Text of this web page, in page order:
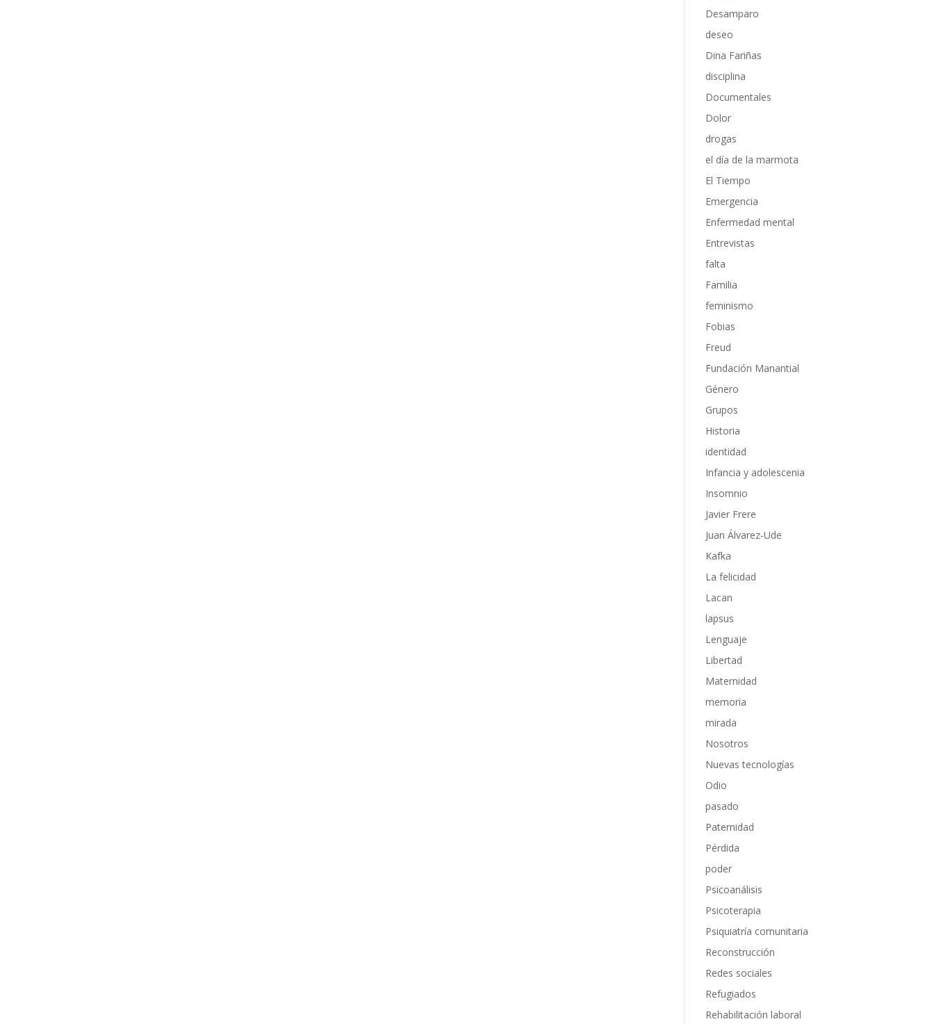
Desamparo
deseo
Dina Fariñas
disciplina
Documentales
Dolor
drogas
el día de la marmota
El Tiempo
Emergencia
Enfermedad mental
Entrevistas
falta
Familia
feminismo
Fobias
Freud
Fundación Manantial
Género
Grupos
Historia
identidad
Infancia y adolescenia
Insomnio
Javier Frere
Juan Álvarez-Ude
Kafka
La felicidad
Lacan
lapsus
Lenguaje
Libertad
Maternidad
memoria
mirada
Nosotros
Nuevas tecnologías
Odio
pasado
Paternidad
Pérdida
poder
Psicoanálisis
Psicoterapia
Psiquiatría comunitaria
Reconstrucción
Redes sociales
Refugiados
Rehabilitación laboral